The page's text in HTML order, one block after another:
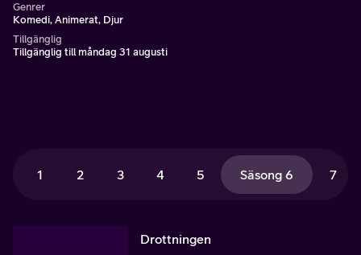
Genrer
Komedi, Animerat, Djur
Tillgänglig
Tillgänglig till måndag 31 augusti
1 2 3 4 5 Säsong 6 7
Drottningen